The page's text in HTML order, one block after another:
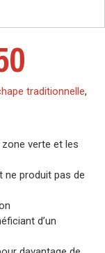
traditionnelle,
verte et les
ne produit pas de
d’un